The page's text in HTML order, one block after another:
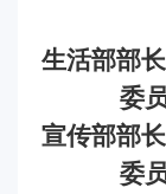
生活部部长
委
宣传部部长
委